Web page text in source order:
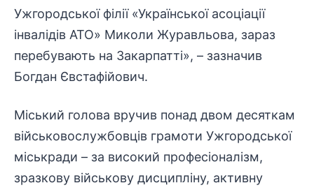
Ужгородської філії «Української асоціації
інвалідів АТО» Миколи Журавльова, зараз
перебувають на Закарпатті», – зазначив
Богдан Євстафійович.
Міський голова вручив понад двом десяткам
військовослужбовців грамоти Ужгородської
міськради – за високий професіоналізм,
зразкову військову дисципліну, активну